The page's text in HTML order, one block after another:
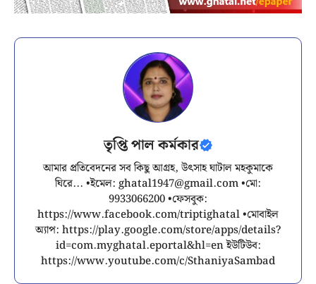
তৃপ্তি পাল কর্মকার
আমার প্রতিবেদনের সব কিছু আগ্রহ, উৎসাহ ঘাটাল মহকুমাকে
ঘিরে... •ইমেল: ghatal1947@gmail.com•মো:
9933066200 •ফেসবুক:
https://www.facebook.com/triptighatal •মোবাইল
অ্যাপ: https://play.google.com/store/apps/details?
id=com.myghatal.eportal&hl=en ইউটিউব:
https://www.youtube.com/c/SthaniyaSambad